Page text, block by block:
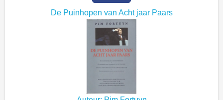
De Puinhopen van Acht jaar Paars